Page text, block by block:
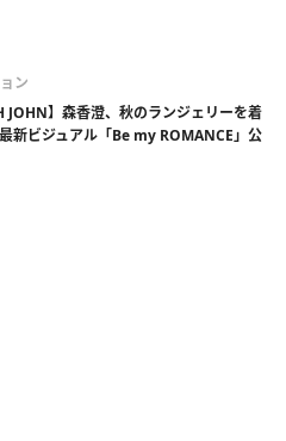
ン
JOHN】森香澄、秋のランジェリーを着
新ビジュアル「Be my ROMANCE」公